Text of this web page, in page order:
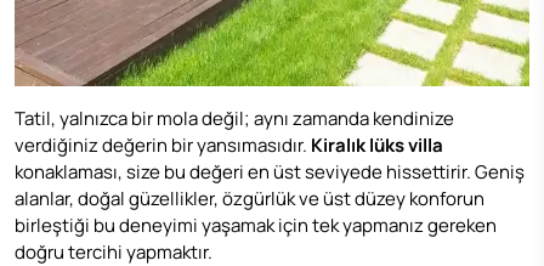
Tatil, yalnızca bir mola değil; aynı zamanda kendinize
verdiğiniz değerin bir yansımasıdır. Kiralık lüks villa
konaklaması, size bu değeri en üst seviyede hissettirir. Geniş
alanlar, doğal güzellikler, özgürlük ve üst düzey konforun
birleştiği bu deneyimi yaşamak için tek yapmanız gereken
doğru tercihi yapmaktır.